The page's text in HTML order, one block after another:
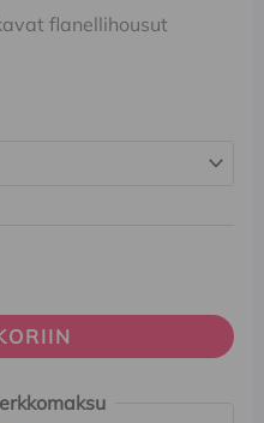
flanellihousut